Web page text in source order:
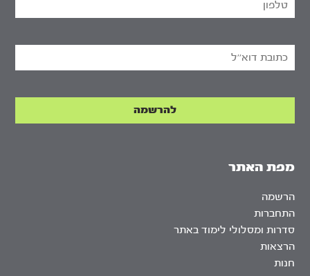
מפת האתר
הרשמה
התחברות
סדרות ומסלולי לימוד באתר
הרצאות
חנות